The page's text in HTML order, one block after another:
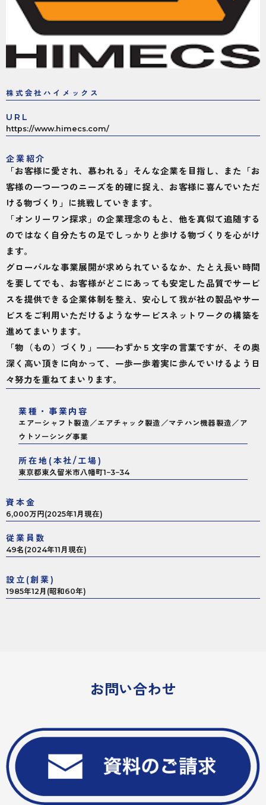
株式会社ハイメックス
URL
https://www.himecs.com/
企業紹介
「お客様に愛され、慕われる」そんな企業を目指し、また「お
客様の一つ一つのニーズを的確に捉え、お客様に喜んでいただ
ける物づくり」に挑戦していきます。
「オンリーワン探求」の企業理念のもと、他を真似て追随する
のではなく自分たちの足でしっかりと歩ける物づくりを心がけ
ます。
グローバルな事業展開が求められているなか、たとえ長い時間
を要してでも、お客様がどこにあっても安定した品質でサービ
スを提供できる企業体制を整え、安心して我が社の製品やサー
ビスをご利用いただけるようなサービスネットワークの構築を
進めてまいります。
「物（もの）づくり」——わずか５文字の言葉ですが、その奥
深く高い頂きに向かって、一歩一歩着実に歩んでいけるよう日
々努力を重ねてまいります。
業種・事業内容
エアーシャフト製造／エアチャック製造／マテハン機器製造／ア
ウトソーシング事業
所在地(本社/工場)
東京都東久留米市八幡町1−3−34
資本金
6,000万円(2025年1月現在)
従業員数
49名(2024年11月現在)
設立(創業)
1985年12月(昭和60年)
お問い合わせ